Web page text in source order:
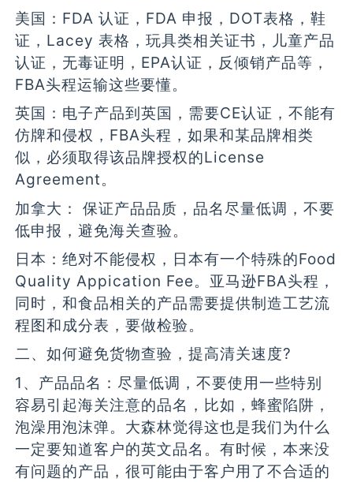
美国：FDA 认证，FDA 申报，DOT表格，鞋
证，Lacey 表格，玩具类相关证书，儿童产品
认证，无毒证明，EPA认证，反倾销产品等，
FBA头程运输这些要懂。
英国：电子产品到英国，需要CE认证，不能有
仿牌和侵权，FBA头程，如果和某品牌相类
似，必须取得该品牌授权的License
Agreement。
加拿大： 保证产品品质，品名尽量低调，不要
低申报，避免海关查验。
日本：绝对不能侵权，日本有一个特殊的Food
Quality Appication Fee。亚马逊FBA头程，
同时，和食品相关的产品需要提供制造工艺流
程图和成分表，要做检验。
二、如何避免货物查验，提高清关速度?
1、产品品名：尽量低调，不要使用一些特别
容易引起海关注意的品名，比如，蜂蜜陷阱，
泡澡用泡沫弹。大森林觉得这也是我们为什么
一定要知道客户的英文品名。有时候，本来没
有问题的产品，很可能由于客户用了不合适的